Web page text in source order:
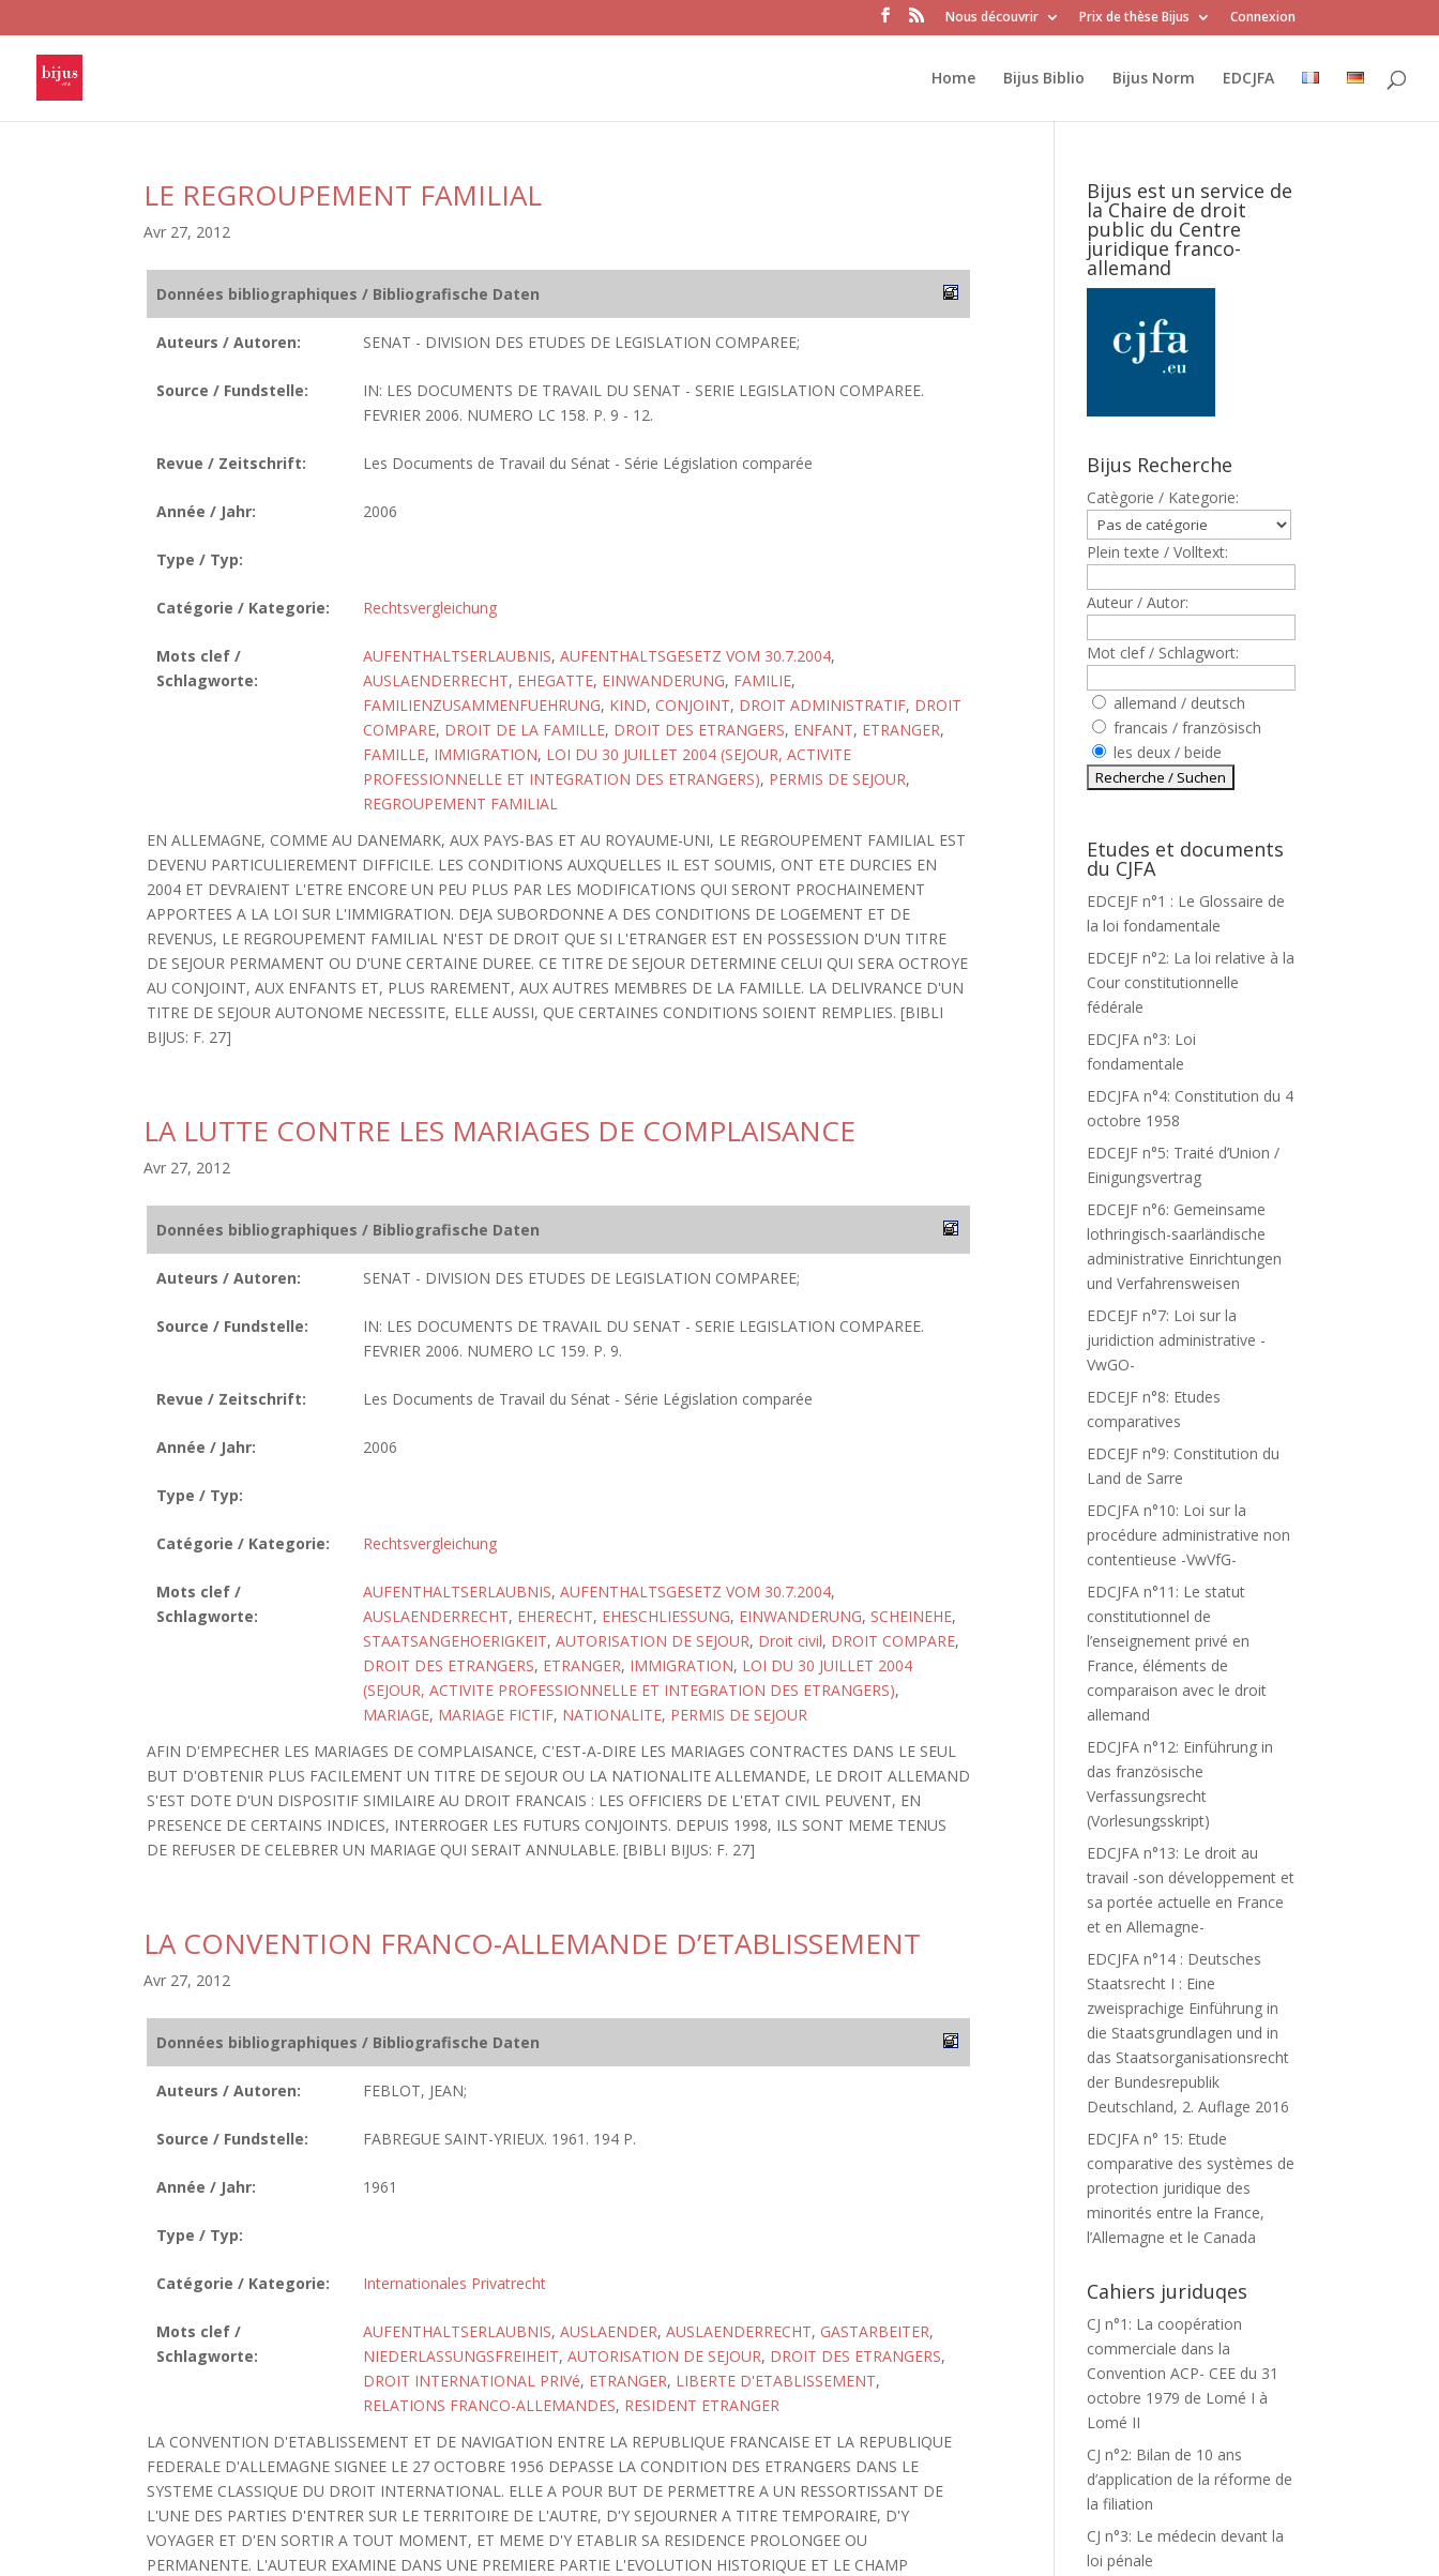
Nous découvrir Prix de thèse Bijus Connexion
Home Bijus Biblio Bijus Norm EDCJFA
LE REGROUPEMENT FAMILIAL
Avr 27, 2012
Données bibliographiques / Bibliografische Daten
Auteurs / Autoren: SENAT - DIVISION DES ETUDES DE LEGISLATION COMPAREE;
Source / Fundstelle:
IN: LES DOCUMENTS DE TRAVAIL DU SENAT - SERIE LEGISLATION COMPAREE.
FEVRIER 2006. NUMERO LC 158. P. 9 - 12.
Revue / Zeitschrift: Les Documents de Travail du Sénat - Série Législation comparée
Année / Jahr: 2006
Type / Typ:
Catégorie / Kategorie: Rechtsvergleichung
Mots clef /
Schlagworte:
AUFENTHALTSERLAUBNIS, AUFENTHALTSGESETZ VOM 30.7.2004,
AUSLAENDERRECHT, EHEGATTE, EINWANDERUNG, FAMILIE,
FAMILIENZUSAMMENFUEHRUNG, KIND, CONJOINT, DROIT ADMINISTRATIF, DROIT
COMPARE, DROIT DE LA FAMILLE, DROIT DES ETRANGERS, ENFANT, ETRANGER,
FAMILLE, IMMIGRATION, LOI DU 30 JUILLET 2004 (SEJOUR, ACTIVITE
PROFESSIONNELLE ET INTEGRATION DES ETRANGERS), PERMIS DE SEJOUR,
REGROUPEMENT FAMILIAL
EN ALLEMAGNE, COMME AU DANEMARK, AUX PAYS-BAS ET AU ROYAUME-UNI, LE REGROUPEMENT FAMILIAL EST
DEVENU PARTICULIEREMENT DIFFICILE. LES CONDITIONS AUXQUELLES IL EST SOUMIS, ONT ETE DURCIES EN
2004 ET DEVRAIENT L'ETRE ENCORE UN PEU PLUS PAR LES MODIFICATIONS QUI SERONT PROCHAINEMENT
APPORTEES A LA LOI SUR L'IMMIGRATION. DEJA SUBORDONNE A DES CONDITIONS DE LOGEMENT ET DE
REVENUS, LE REGROUPEMENT FAMILIAL N'EST DE DROIT QUE SI L'ETRANGER EST EN POSSESSION D'UN TITRE
DE SEJOUR PERMAMENT OU D'UNE CERTAINE DUREE. CE TITRE DE SEJOUR DETERMINE CELUI QUI SERA OCTROYE
AU CONJOINT, AUX ENFANTS ET, PLUS RAREMENT, AUX AUTRES MEMBRES DE LA FAMILLE. LA DELIVRANCE D'UN
TITRE DE SEJOUR AUTONOME NECESSITE, ELLE AUSSI, QUE CERTAINES CONDITIONS SOIENT REMPLIES. [BIBLI
BIJUS: F. 27]
LA LUTTE CONTRE LES MARIAGES DE COMPLAISANCE
Avr 27, 2012
Données bibliographiques / Bibliografische Daten
Auteurs / Autoren: SENAT - DIVISION DES ETUDES DE LEGISLATION COMPAREE;
Source / Fundstelle:
IN: LES DOCUMENTS DE TRAVAIL DU SENAT - SERIE LEGISLATION COMPAREE.
FEVRIER 2006. NUMERO LC 159. P. 9.
Revue / Zeitschrift: Les Documents de Travail du Sénat - Série Législation comparée
Année / Jahr: 2006
Type / Typ:
Catégorie / Kategorie: Rechtsvergleichung
Mots clef /
Schlagworte:
AUFENTHALTSERLAUBNIS, AUFENTHALTSGESETZ VOM 30.7.2004,
AUSLAENDERRECHT, EHERECHT, EHESCHLIESSUNG, EINWANDERUNG, SCHEINEHE,
STAATSANGEHOERIGKEIT, AUTORISATION DE SEJOUR, Droit civil, DROIT COMPARE,
DROIT DES ETRANGERS, ETRANGER, IMMIGRATION, LOI DU 30 JUILLET 2004
(SEJOUR, ACTIVITE PROFESSIONNELLE ET INTEGRATION DES ETRANGERS),
MARIAGE, MARIAGE FICTIF, NATIONALITE, PERMIS DE SEJOUR
AFIN D'EMPECHER LES MARIAGES DE COMPLAISANCE, C'EST-A-DIRE LES MARIAGES CONTRACTES DANS LE SEUL
BUT D'OBTENIR PLUS FACILEMENT UN TITRE DE SEJOUR OU LA NATIONALITE ALLEMANDE, LE DROIT ALLEMAND
S'EST DOTE D'UN DISPOSITIF SIMILAIRE AU DROIT FRANCAIS : LES OFFICIERS DE L'ETAT CIVIL PEUVENT, EN
PRESENCE DE CERTAINS INDICES, INTERROGER LES FUTURS CONJOINTS. DEPUIS 1998, ILS SONT MEME TENUS
DE REFUSER DE CELEBRER UN MARIAGE QUI SERAIT ANNULABLE. [BIBLI BIJUS: F. 27]
LA CONVENTION FRANCO-ALLEMANDE D’ETABLISSEMENT
Avr 27, 2012
Données bibliographiques / Bibliografische Daten
Auteurs / Autoren: FEBLOT, JEAN;
Source / Fundstelle: FABREGUE SAINT-YRIEUX. 1961. 194 P.
Année / Jahr: 1961
Type / Typ:
Catégorie / Kategorie: Internationales Privatrecht
Mots clef /
Schlagworte:
AUFENTHALTSERLAUBNIS, AUSLAENDER, AUSLAENDERRECHT, GASTARBEITER,
NIEDERLASSUNGSFREIHEIT, AUTORISATION DE SEJOUR, DROIT DES ETRANGERS,
DROIT INTERNATIONAL PRIVé, ETRANGER, LIBERTE D'ETABLISSEMENT,
RELATIONS FRANCO-ALLEMANDES, RESIDENT ETRANGER
LA CONVENTION D'ETABLISSEMENT ET DE NAVIGATION ENTRE LA REPUBLIQUE FRANCAISE ET LA REPUBLIQUE
FEDERALE D'ALLEMAGNE SIGNEE LE 27 OCTOBRE 1956 DEPASSE LA CONDITION DES ETRANGERS DANS LE
SYSTEME CLASSIQUE DU DROIT INTERNATIONAL. ELLE A POUR BUT DE PERMETTRE A UN RESSORTISSANT DE
L'UNE DES PARTIES D'ENTRER SUR LE TERRITOIRE DE L'AUTRE, D'Y SEJOURNER A TITRE TEMPORAIRE, D'Y
VOYAGER ET D'EN SORTIR A TOUT MOMENT, ET MEME D'Y ETABLIR SA RESIDENCE PROLONGEE OU
PERMANENTE. L'AUTEUR EXAMINE DANS UNE PREMIERE PARTIE L'EVOLUTION HISTORIQUE ET LE CHAMP
Bijus est un service de
la Chaire de droit
public du Centre
juridique franco-
allemand
Bijus Recherche
Catègorie / Kategorie:
Plein texte / Volltext:
Auteur / Autor:
Mot clef / Schlagwort:
allemand / deutsch
francais / französisch
les deux / beide
Etudes et documents
du CJFA
EDCEJF n°1 : Le Glossaire de
la loi fondamentale
EDCEJF n°2: La loi relative à la
Cour constitutionnelle
fédérale
EDCJFA n°3: Loi
fondamentale
EDCJFA n°4: Constitution du 4
octobre 1958
EDCEJF n°5: Traité d’Union /
Einigungsvertrag
EDCEJF n°6: Gemeinsame
lothringisch-saarländische
administrative Einrichtungen
und Verfahrensweisen
EDCEJF n°7: Loi sur la
juridiction administrative -
VwGO-
EDCEJF n°8: Etudes
comparatives
EDCEJF n°9: Constitution du
Land de Sarre
EDCJFA n°10: Loi sur la
procédure administrative non
contentieuse -VwVfG-
EDCJFA n°11: Le statut
constitutionnel de
l’enseignement privé en
France, éléments de
comparaison avec le droit
allemand
EDCJFA n°12: Einführung in
das französische
Verfassungsrecht
(Vorlesungsskript)
EDCJFA n°13: Le droit au
travail -son développement et
sa portée actuelle en France
et en Allemagne-
EDCJFA n°14 : Deutsches
Staatsrecht I : Eine
zweisprachige Einführung in
die Staatsgrundlagen und in
das Staatsorganisationsrecht
der Bundesrepublik
Deutschland, 2. Auflage 2016
EDCJFA n° 15: Etude
comparative des systèmes de
protection juridique des
minorités entre la France,
l’Allemagne et le Canada
Cahiers juriduqes
CJ n°1: La coopération
commerciale dans la
Convention ACP- CEE du 31
octobre 1979 de Lomé I à
Lomé II
CJ n°2: Bilan de 10 ans
d’application de la réforme de
la filiation
CJ n°3: Le médecin devant la
loi pénale